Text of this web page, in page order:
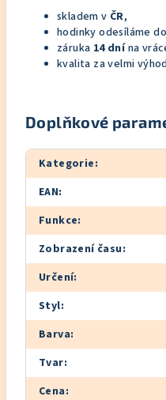
skladem v ČR,
hodinky odesíláme do
záruka 14 dnína
kvalita za velmi
Doplňkové
Kategorie:
EAN:
Funkce:
Zobrazení času:
Určení:
Styl:
Barva:
Tvar:
Cena: